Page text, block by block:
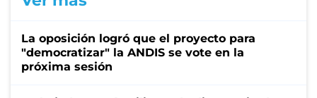
La oposición logró que el proyecto para
"democratizar" la ANDIS se vote en la
próxima sesión